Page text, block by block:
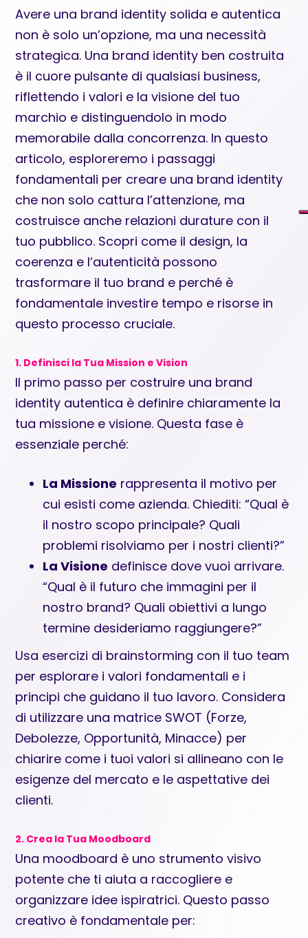
Avere una brand identity solida e autentica
non è solo un’opzione, ma una necessità
strategica. Una brand identity ben costruita
è il cuore pulsante di qualsiasi business,
riflettendo i valori e la visione del tuo
marchio e distinguendolo in modo
memorabile dalla concorrenza. In questo
articolo, esploreremo i passaggi
fondamentali per creare una brand identity
che non solo cattura l’attenzione, ma
costruisce anche relazioni durature con il
tuo pubblico. Scopri come il design, la
coerenza e l’autenticità possono
trasformare il tuo brand e perché è
fondamentale investire tempo e risorse in
questo processo cruciale.
1. Definisci la Tua Mission e Vision
Il primo passo per costruire una brand
identity autentica è definire chiaramente la
tua missione e visione. Questa fase è
essenziale perché:
La Missione rappresenta il motivo per
cui esisti come azienda. Chiediti: “Qual è
il nostro scopo principale? Quali
problemi risolviamo per i nostri clienti?”
La Visione definisce dove vuoi arrivare.
“Qual è il futuro che immagini per il
nostro brand? Quali obiettivi a lungo
termine desideriamo raggiungere?”
Usa esercizi di brainstorming con il tuo team
per esplorare i valori fondamentali e i
principi che guidano il tuo lavoro. Considera
di utilizzare una matrice SWOT (Forze,
Debolezze, Opportunità, Minacce) per
chiarire come i tuoi valori si allineano con le
esigenze del mercato e le aspettative dei
clienti.
2. Crea la Tua Moodboard
Una moodboard è uno strumento visivo
potente che ti aiuta a raccogliere e
organizzare idee ispiratrici. Questo passo
creativo è fondamentale per: